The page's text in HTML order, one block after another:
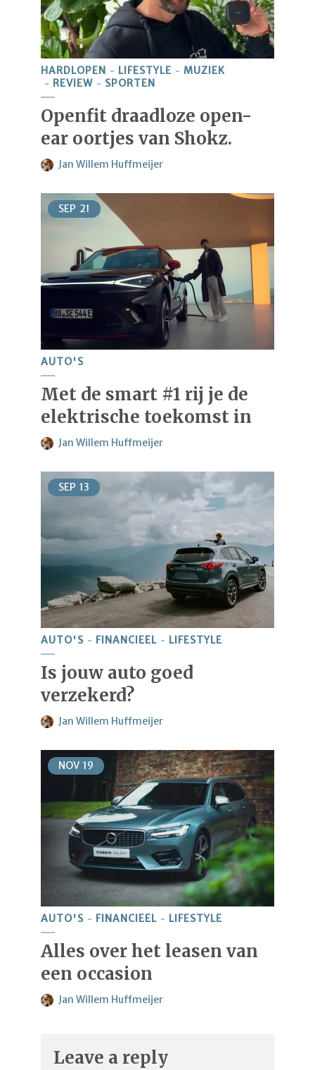
HARDLOPEN LIFESTYLE
MUZIEK
REVIEW
SPORTEN
Openfit draadloze open-
ear oortjes van Shokz.
Jan Willem Huffmeijer
SEP 21
AUTO'S
Met de smart #1 rij je de
elektrische toekomst in
Jan Willem Huffmeijer
SEP 13
AUTO'S FINANCIEEL LIFESTYLE
Is jouw auto goed
verzekerd?
Jan Willem Huffmeijer
NOV 19
AUTO'S FINANCIEEL LIFESTYLE
Alles over het leasen van
een occasion
Jan Willem Huffmeijer
Leave a reply